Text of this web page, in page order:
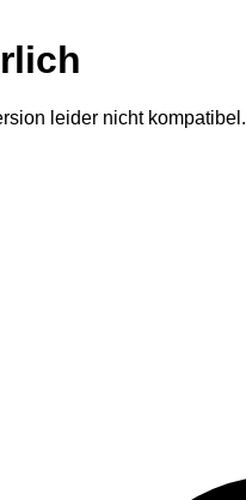
leider nicht kompatibel.